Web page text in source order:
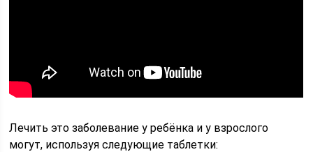
Лечить это заболевание у ребёнка и у взрослого
могут, используя следующие таблетки: